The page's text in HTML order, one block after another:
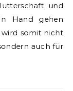
und
Hand gehen
somit nicht
auch für